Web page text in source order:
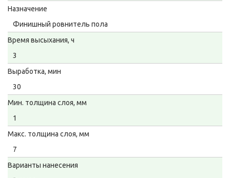
Назначение
Финишный ровнитель пола
Время высыхания, ч
3
Выработка, мин
30
Мин. толщина слоя, мм
1
Макс. толщина слоя, мм
7
Варианты нанесения